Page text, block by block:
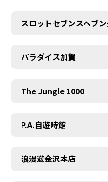
スロットセブンスヘブ
パラダイス加賀
The Jungle 1000
P.A.自遊時館
浪漫遊金沢本店